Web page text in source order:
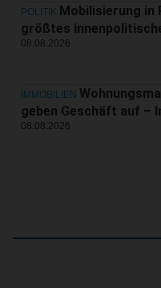
POLITIK Mobilisierung in
größtes
08.08.2026
IMMOBILIEN
geben Geschäft auf –
08.08.2026